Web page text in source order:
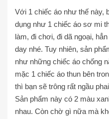
Với 1 chiếc áo như thế này,
dụng như 1 chiếc áo sơ mi
làm, đi chơi, đi dã ngoại,
day nhé. Tuy nhiên, sản
như những chiếc áo chống
mặc 1 chiếc áo thun bên
thì bạn sẽ trông rất ngầu
Sản phẩm này có 2 màu
nhau. Còn chờ gì nữa mà